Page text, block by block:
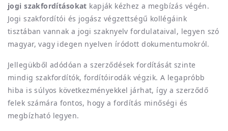
jogi szakfordításokat kapják kézhez a megbízás végén.
Jogi szakfordítói és jogász végzettségű kollégáink
tisztában vannak a jogi szaknyelv fordulataival, legyen szó
magyar, vagy idegen nyelven íródott dokumentumokról.
Jellegükből adódóan a szerződések fordítását szinte
mindig szakfordítók, fordítóirodák végzik. A legapróbb
hiba is súlyos következményekkel járhat, így a szerződő
felek számára fontos, hogy a fordítás minőségi és
megbízható legyen.